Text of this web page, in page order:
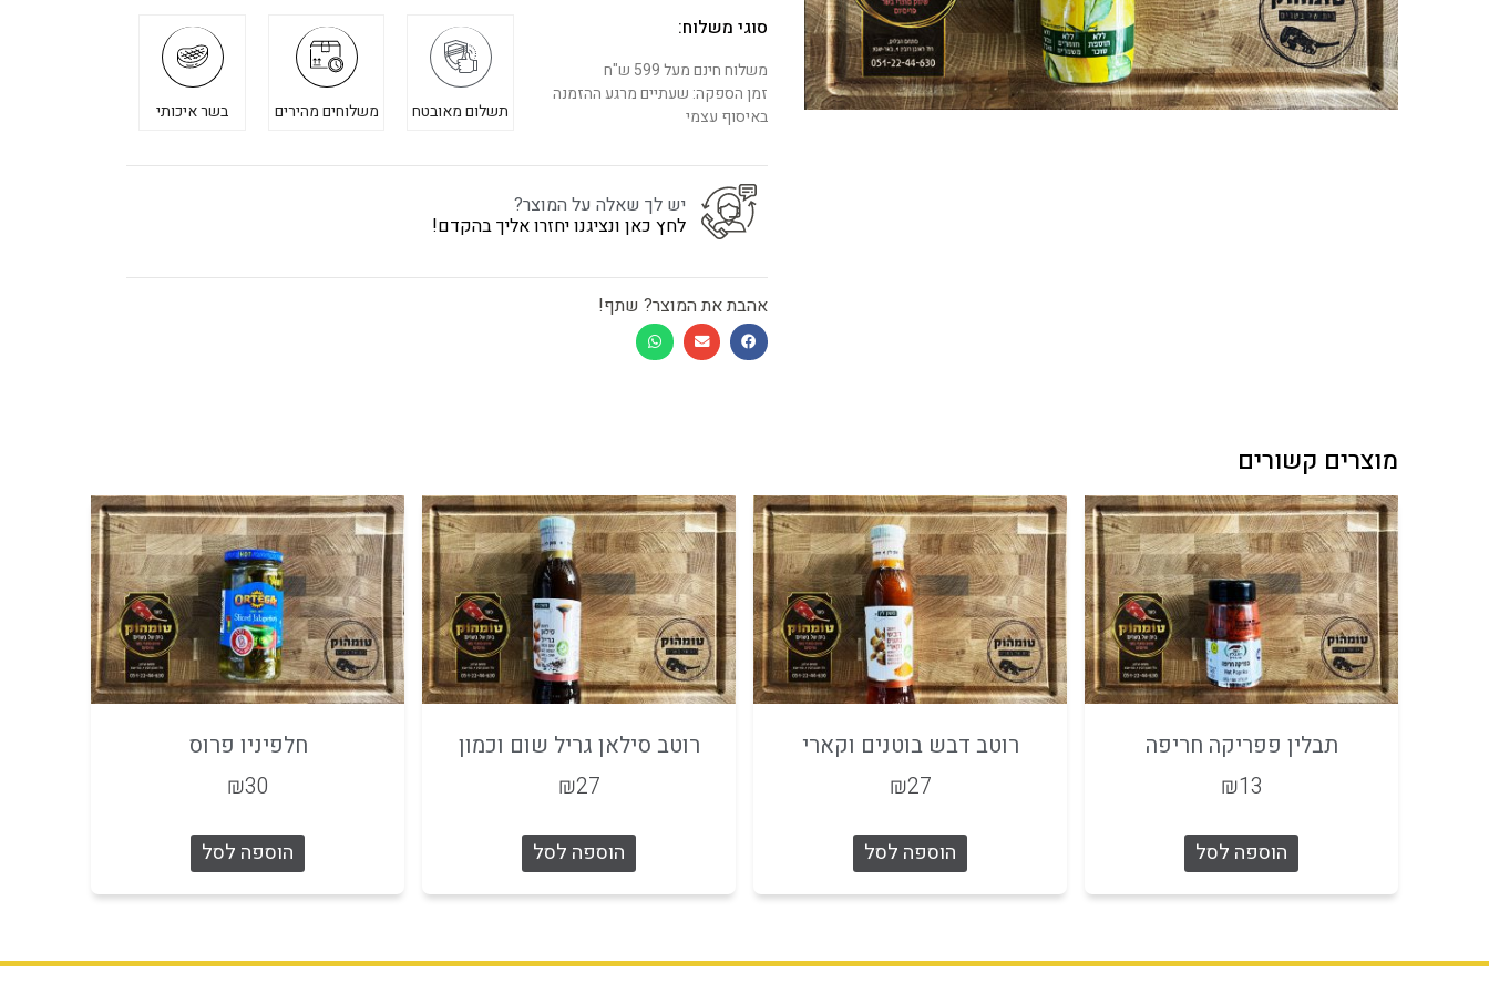
סוגי משלוח:
משלוח חינם מעל 599 ש"ח
זמן הספקה: שעתיים מרגע ההזמנה
באיסוף עצמי
תשלום מאובטח משלוחים מהירים בשר איכותי
יש לך שאלה על המוצר?
לחץ כאן ונציגנו יחזרו אליך בהקדם!
אהבת את המוצר? שתף!
מוצרים קשורים
תבלין פפריקה חריפה
₪13
הוספה לסל
רוטב דבש בוטנים וקארי
₪27
הוספה לסל
רוטב סילאן גריל שום וכמון
₪27
הוספה לסל
חלפיניו פרוס
₪30
הוספה לסל